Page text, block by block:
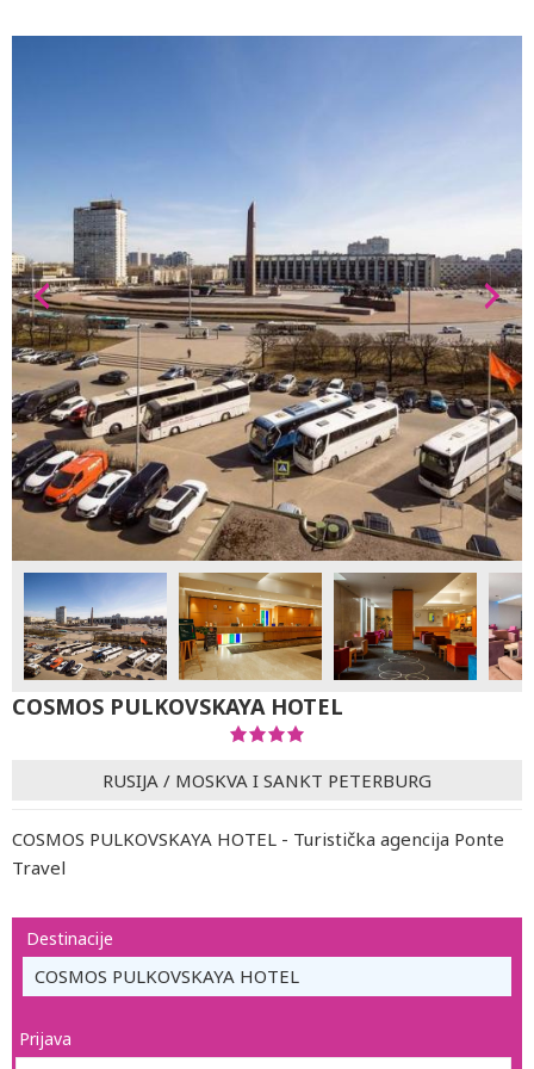
COSMOS PULKOVSKAYA HOTEL
RUSIJA / MOSKVA I SANKT PETERBURG
COSMOS PULKOVSKAYA HOTEL - Turistička agencija Ponte
Travel
Destinacije
COSMOS PULKOVSKAYA HOTEL
Prijava